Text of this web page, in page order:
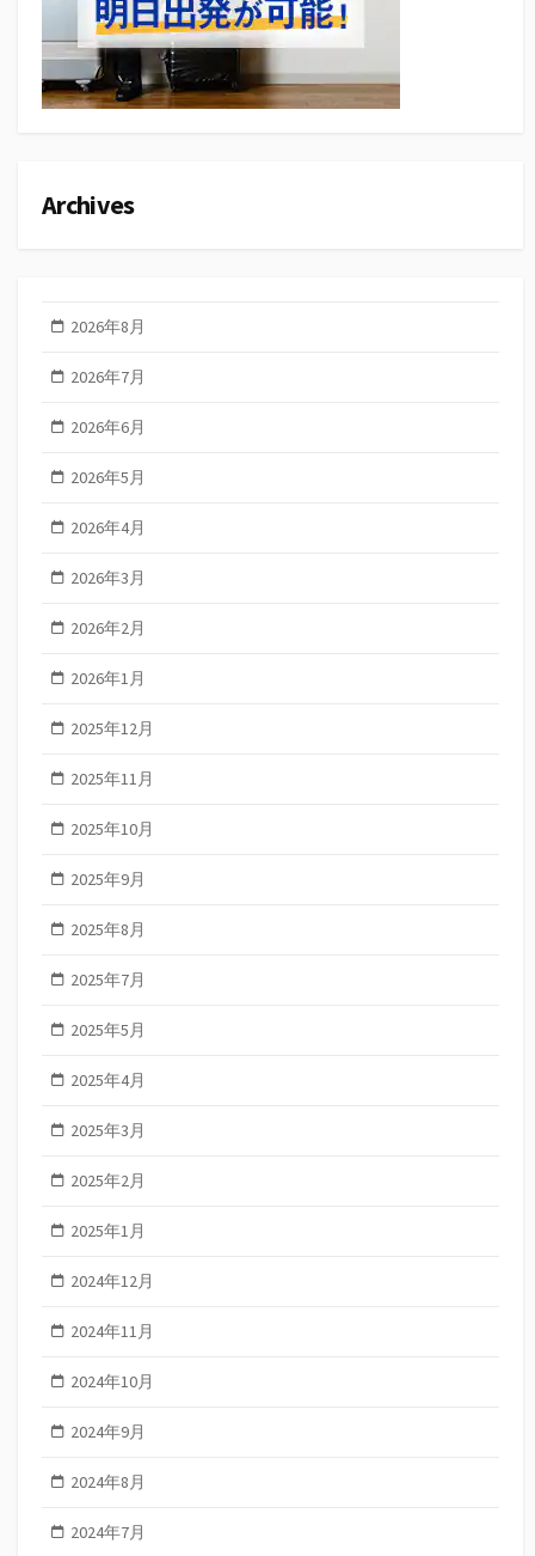
Archives
2026年8月
2026年7月
2026年6月
2026年5月
2026年4月
2026年3月
2026年2月
2026年1月
2025年12月
2025年11月
2025年10月
2025年9月
2025年8月
2025年7月
2025年5月
2025年4月
2025年3月
2025年2月
2025年1月
2024年12月
2024年11月
2024年10月
2024年9月
2024年8月
2024年7月